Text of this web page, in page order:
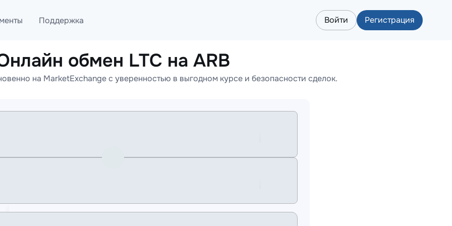
Поддержка
Telegram
Онлайн помощь
Войти Регистрация
обмен LTC на ARB
на MarketExchange с уверенностью в выгодном курсе и безопасности сделок.